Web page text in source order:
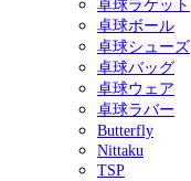
卓球ラケット
卓球ボール
卓球シューズ
卓球バッグ
卓球ウェア
卓球ラバー
Butterfly
Nittaku
TSP